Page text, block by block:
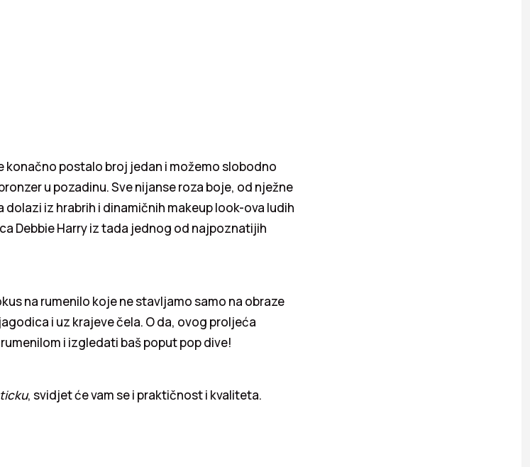
konačno postalo broj jedan i možemo slobodno
u pozadinu. Sve nijanse roza boje, od nježne
iz hrabrih i dinamičnih makeup look-ova ludih
Debbie Harry iz tada jednog od najpoznatijih
na rumenilo koje ne stavljamo samo na obraze
i uz krajeve čela. O da, ovog proljeća
i izgledati baš poput pop dive!
, svidjet će vam se i praktičnost i kvaliteta.